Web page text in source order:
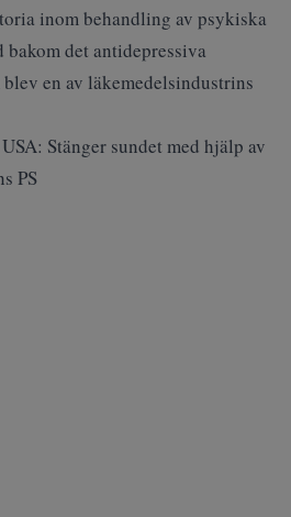
inom behandling av psykiska
det antidepressiva
en av läkemedelsindustrins
Stänger sundet med hjälp av
PS